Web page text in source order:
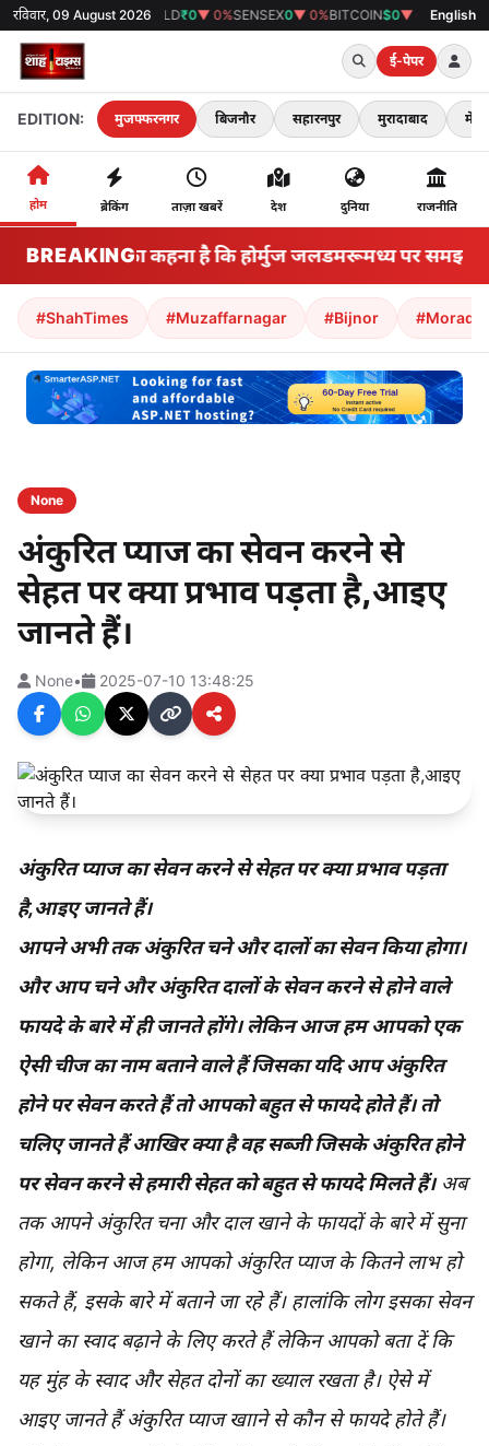
रविवार, 09 August 2026
GOLD₹0▼ 0% SENSEX0▼ 0%BITCOIN$0▼ 0% 38°Cमुजफ्फरनगर
English
ई-पेपर
EDITION: मुजफ्फरनगर बिजनौर सहारनपुर मुरादाबाद मेरठ
होम ब्रेकिंग ताज़ा खबरें देश दुनिया राजनीति
BREAKING
ईरान का कहना है कि होर्मुज जलडमरूमध्य पर समझौता
#ShahTimes #Muzaffarnagar #Bijnor
None
अंकुरित प्याज का सेवन करने से
सेहत पर क्या प्रभाव पड़ता है,आइए
जानते हैं।
None• 2025-07-10 13:48:25
अंकुरित प्याज का सेवन करने से सेहत पर क्या प्रभाव पड़ता
है,आइए जानते हैं।
आपने अभी तक अंकुरित चने और दालों का सेवन किया होगा।
और आप चने और अंकुरित दालों के सेवन करने से होने वाले
फायदे के बारे में ही जानते होंगे। लेकिन आज हम आपको एक
ऐसी चीज का नाम बताने वाले हैं जिसका यदि आप अंकुरित
होने पर सेवन करते हैं तो आपको बहुत से फायदे होते हैं। तो
चलिए जानते हैं आखिर क्या है वह सब्जी जिसके अंकुरित होने
पर सेवन करने से हमारी सेहत को बहुत से फायदे मिलते हैं। अब
तक आपने अंकुरित चना और दाल खाने के फायदों के बारे में सुना
होगा, लेकिन आज हम आपको अंकुरित प्याज के कितने लाभ हो
सकते हैं, इसके बारे में बताने जा रहे हैं। हालांकि लोग इसका सेवन
खाने का स्वाद बढ़ाने के लिए करते हैं लेकिन आपको बता दें कि
यह मुंह के स्वाद और सेहत दोनों का ख्याल रखता है। ऐसे में
आइए जानते हैं अंकुरित प्याज खााने से कौन से फायदे होते हैं।